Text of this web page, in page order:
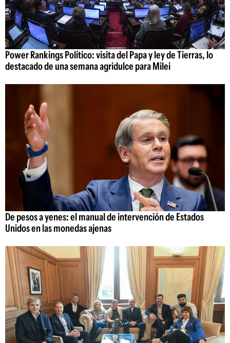
Power Rankings Político: visita del Papa y ley de Tierras, lo
destacado de una semana agridulce para Milei
De pesos a yenes: el manual de intervención de Estados
Unidos en las monedas ajenas